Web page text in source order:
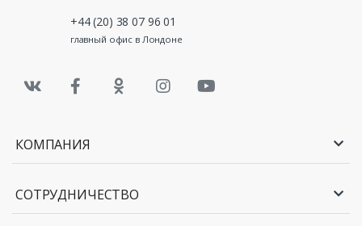
+44 (20) 38 07 96 01
главный офис в Лондоне
КОМПАНИЯ
СОТРУДНИЧЕСТВО